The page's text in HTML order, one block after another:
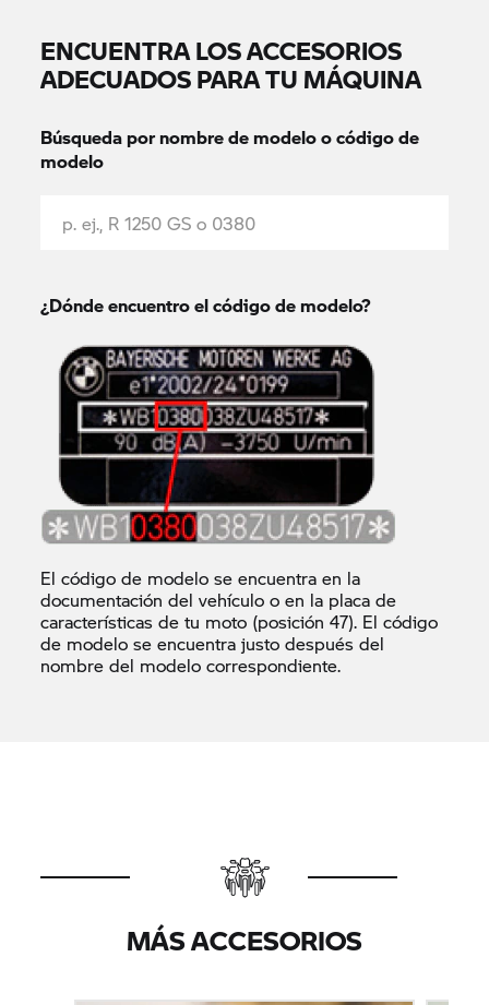
ENCUENTRA LOS ACCESORIOS
ADECUADOS PARA TU MÁQUINA
Búsqueda por nombre de modelo o código de
modelo
¿Dónde encuentro el código de modelo?
El código de modelo se encuentra en la
documentación del vehículo o en la placa de
características de tu moto (posición 47). El código
de modelo se encuentra justo después del
nombre del modelo correspondiente.
MÁS ACCESORIOS